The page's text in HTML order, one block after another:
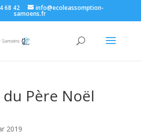
68 42 info@ecoleassomption-
samoens.fr
Père Noël
2019